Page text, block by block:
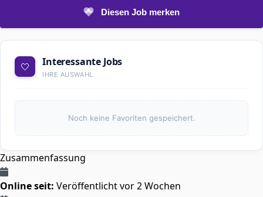
Diesen Job merken
🤍 Interessante Jobs
IHRE AUSWAHL
Noch keine Favoriten gespeichert.
Zusammenfassung
Online seit: Veröffentlicht vor 2 Wochen